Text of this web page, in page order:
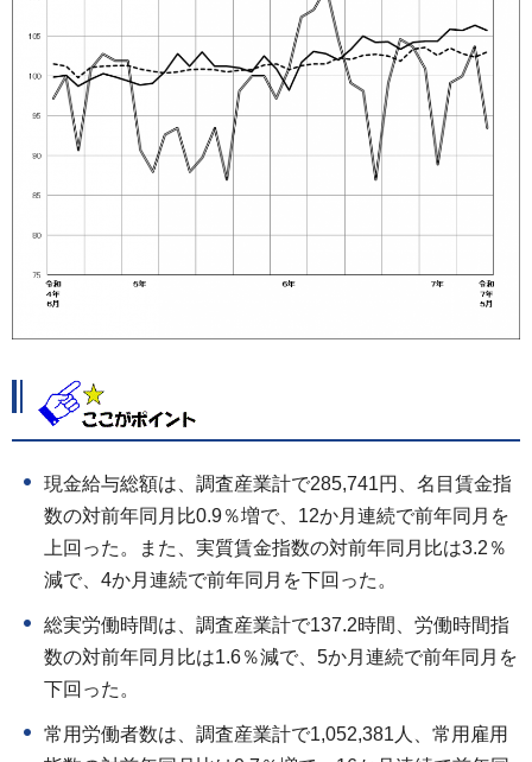
現金給与総額は、調査産業計で285,741円、名目賃金指
数の対前年同月比0.9％増で、12か月連続で前年同月を
上回った。また、実質賃金指数の対前年同月比は3.2％
減で、4か月連続で前年同月を下回った。
総実労働時間は、調査産業計で137.2時間、労働時間指
数の対前年同月比は1.6％減で、5か月連続で前年同月を
下回った。
常用労働者数は、調査産業計で1,052,381人、常用雇用